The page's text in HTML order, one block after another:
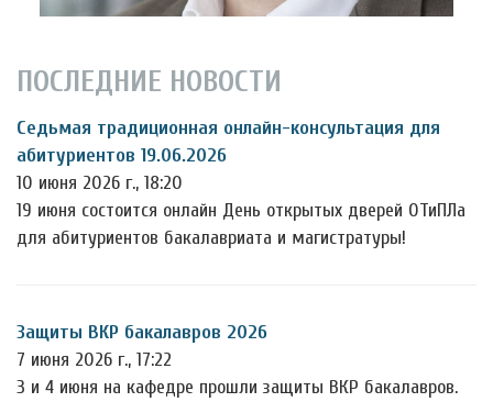
ПОСЛЕДНИЕ НОВОСТИ
Седьмая традиционная онлайн-консультация для
абитуриентов 19.06.2026
10 июня 2026 г., 18:20
19 июня состоится онлайн День открытых дверей ОТиПЛа
для абитуриентов бакалавриата и магистратуры!
Защиты ВКР бакалавров 2026
7 июня 2026 г., 17:22
3 и 4 июня на кафедре прошли защиты ВКР бакалавров.